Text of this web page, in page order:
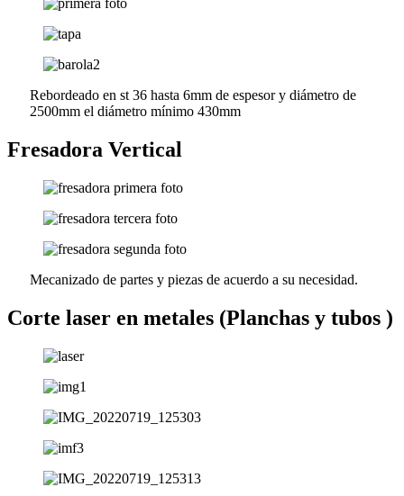
Rebordeado en st 36 hasta 6mm de espesor y diámetro de
2500mm el diámetro mínimo 430mm
Fresadora Vertical
Mecanizado de partes y piezas de acuerdo a su necesidad.
Corte laser en metales (Planchas y tubos )